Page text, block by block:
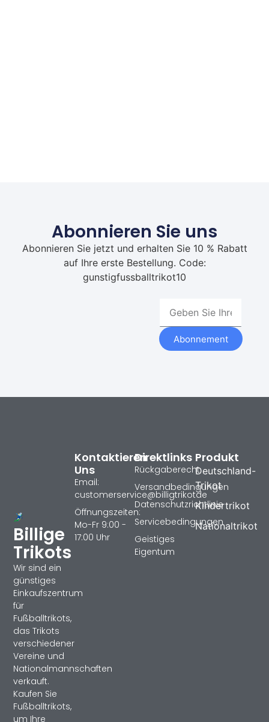
Abonnieren Sie uns
Abonnieren Sie jetzt und erhalten Sie 10 % Rabatt
auf Ihre erste Bestellung. Code:
gunstigfussballtrikot10
Abonnement
Billige
Trikots
Wir sind ein
günstiges
Einkaufszentrum
für
Fußballtrikots,
das Trikots
verschiedener
Vereine und
Nationalmannschaften
verkauft.
Kaufen Sie
Fußballtrikots,
um Ihre
Produkt
Deutschland-
Trikot
Kindertrikot
Nationaltrikot
Direktlinks
Rückgaberecht
Versandbedingungen
Datenschutzrichtlinie
Servicebedingungen
Geistiges
Eigentum
Kontaktieren
Uns
Email:
customerservice@billigtrikotde
Öffnungszeiten:
Mo-Fr 9:00 -
17:00 Uhr